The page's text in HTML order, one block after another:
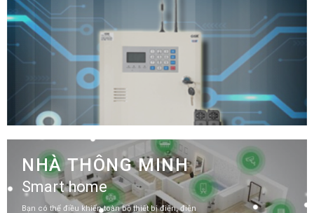
NHÀ THÔNG MINH
Smart home
Bạn có thể điều khiển toàn bộ thiết bị điện, điện